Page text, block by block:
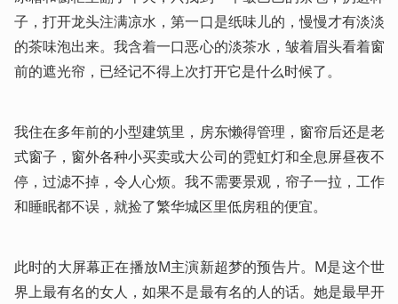
子，打开龙头注满凉水，第一口是纸味儿的，慢慢才有淡淡
的茶味泡出来。我含着一口恶心的淡茶水，皱着眉头看着窗
前的遮光帘，已经记不得上次打开它是什么时候了。
我住在多年前的小型建筑里，房东懒得管理，窗帘后还是老
式窗子，窗外各种小买卖或大公司的霓虹灯和全息屏昼夜不
停，过滤不掉，令人心烦。我不需要景观，帘子一拉，工作
和睡眠都不误，就捡了繁华城区里低房租的便宜。
此时的大屏幕正在播放M主演新超梦的预告片。M是这个世
界上最有名的女人，如果不是最有名的人的话。她是最早开